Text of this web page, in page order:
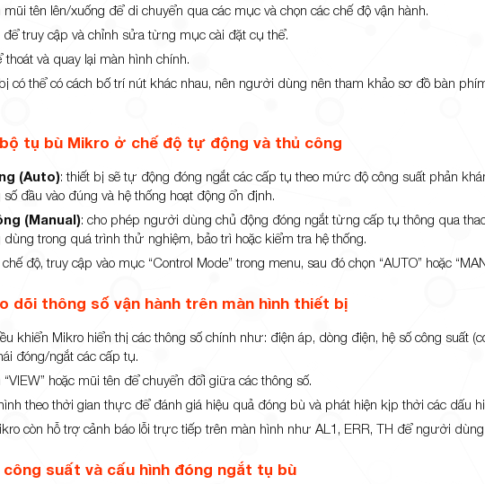
tên lên/xuống để di chuyển qua các mục và chọn các chế độ vận hành.
để truy cập và chỉnh sửa từng mục cài đặt cụ thể.
thoát và quay lại màn hình chính.
có thể có cách bố trí nút khác nhau, nên người dùng nên tham khảo sơ đồ bàn
tụ bù Mikro ở chế độ tự động và thủ công
(Auto): thiết bị sẽ tự động đóng ngắt các cấp tụ theo mức độ công suất phản
đầu vào đúng và hệ thống hoạt động ổn định.
(Manual): cho phép người dùng chủ động đóng ngắt từng cấp tụ thông qua
trong quá trình thử nghiệm, bảo trì hoặc kiểm tra hệ thống.
độ, truy cập vào mục “Control Mode” trong menu, sau đó chọn “AUTO” hoặc
dõi thông số vận hành trên màn hình thiết bị
khiển Mikro hiển thị các thông số chính như: điện áp, dòng điện, hệ số công suất
đóng/ngắt các cấp tụ.
hoặc mũi tên để chuyển đổi giữa các thông số.
theo thời gian thực để đánh giá hiệu quả đóng bù và phát hiện kịp thời các dấu
còn hỗ trợ cảnh báo lỗi trực tiếp trên màn hình như AL1, ERR, TH để người
suất và cấu hình đóng ngắt tụ bù